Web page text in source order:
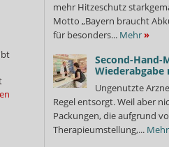
mehr Hitzeschutz
Motto „Bayern braucht
für besonders... Mehr»
Second-Hand-
Ungenutzte
Regel entsorgt. Weil aber
Packungen, die aufgrund
Therapieumstellung,... Mehr